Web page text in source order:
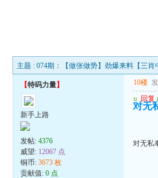
主题 : 074期：【做张做势】劲爆来料【三肖
【特码力量】
新手上路
发帖:4376
威望: 12067 点
铜币:3673 枚
贡献值:0 点
10楼
u 回复
对无
对无私